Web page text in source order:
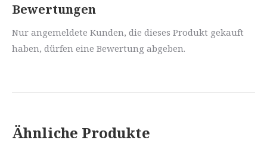
Bewertungen
Nur angemeldete Kunden, die dieses Produkt gekauft
haben, dürfen eine Bewertung abgeben.
Ähnliche Produkte